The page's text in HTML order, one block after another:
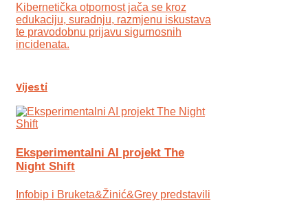
Kibernetička otpornost jača se kroz
edukaciju, suradnju, razmjenu iskustava
te pravodobnu prijavu sigurnosnih
incidenata.
Vijesti
Eksperimentalni AI projekt The
Night Shift
Infobip i Bruketa&Žinić&Grey predstavili